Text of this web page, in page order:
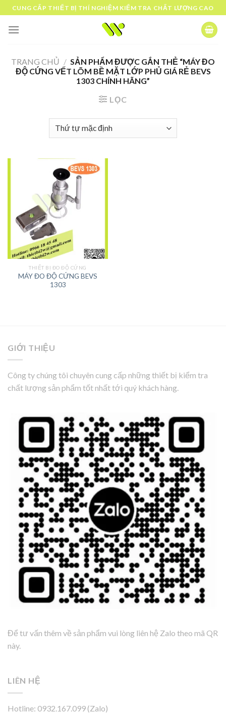
Skip
to
content
CUNG CẤP THIẾT BỊ THÍ NGHIỆM KIỂM TRA CHẤT LƯỢNG CAO
TRANG CHỦ / SẢN PHẨM ĐƯỢC GẮN THẺ “MÁY ĐO
ĐỘ CỨNG VẾT LÕM BỀ MẶT LỚP PHỦ GIÁ RẺ BEVS
1303 CHÍNH HÃNG”
LỌC
THIẾT BỊ ĐO ĐỘ CỨNG
MÁY ĐO ĐỘ CỨNG BEVS
1303
GIỚI THIỆU
Công ty chúng tôi chuyên cung cấp những thiết bị kiểm tra
chất lượng sản phẩm tốt nhất tới quý khách hàng.
Để tư vấn thêm về sản phẩm vui lòng liên hệ Zalo theo mã QR
này.
LIÊN HỆ
Hotline: 0932.167.099 (Zalo)